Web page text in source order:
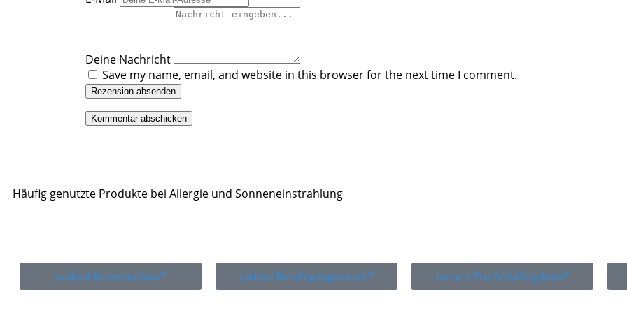
Deine Nachricht
Save my name, email, and website in this browser for the next time I comment.
Rezension absenden
Häufig genutzte Produkte bei Allergie und Sonneneinstrahlung
Ladival Sonnenschutz* Ladival Beruhigungsserum* Lorano Pro Antiallergikum*